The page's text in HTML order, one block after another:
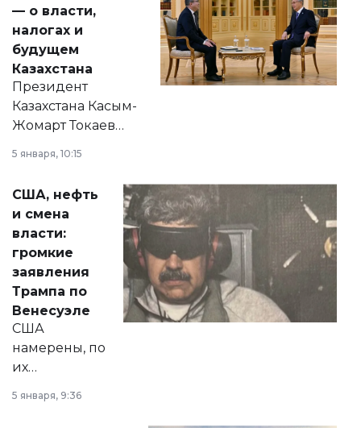
— о власти,
налогах и
будущем
Казахстана
Президент
Казахстана Касым-
Жомарт Токаев
сразу несколько
актуальных тем —
от слухов о
политических
реформах до
вопросов армии,
экономики и
личного здоровья.
5 января, 10:15
США, нефть
и смена
власти:
громкие
заявления
Трампа по
Венесуэле
США
намерены, по
их
принести
5 января, 9:36